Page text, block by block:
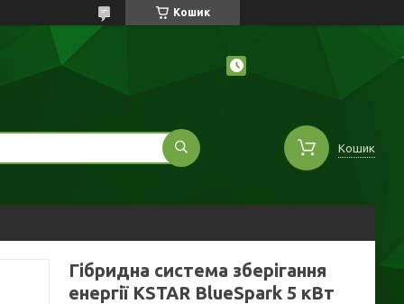
Кошик
Кошик
Гібридна система зберігання
енергії KSTAR BlueSpark 5 кВт